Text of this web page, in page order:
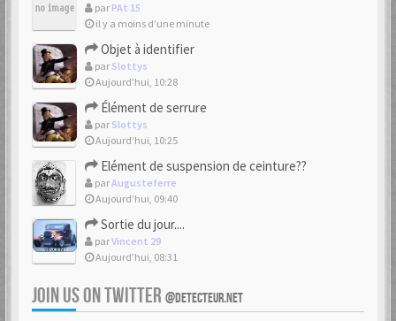
par PAt 15
il y a moins d’une minute
Objet à identifier
par Slottys
Aujourd’hui, 10:28
Élément de serrure
par Slottys
Aujourd’hui, 10:25
Elément de suspension de ceinture??
parAugusteferre
Aujourd’hui, 09:40
Sortie du jour....
parVincent 29
Aujourd’hui, 08:31
JOIN US ON TWITTER @DETECTEUR.NET